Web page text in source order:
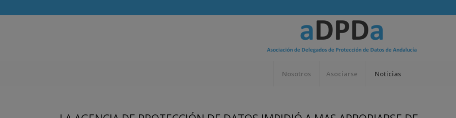
Nosotros Asociarse Noticias